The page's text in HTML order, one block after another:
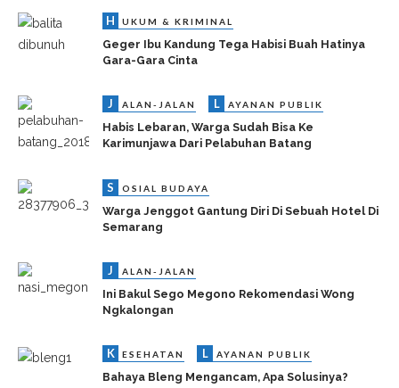
H UKUM & KRIMINAL
Geger Ibu Kandung Tega Habisi Buah Hatinya
Gara-Gara Cinta
J ALAN-JALAN L AYANAN PUBLIK
Habis Lebaran, Warga Sudah Bisa Ke
Karimunjawa Dari Pelabuhan Batang
S OSIAL BUDAYA
Warga Jenggot Gantung Diri Di Sebuah Hotel Di
Semarang
J ALAN-JALAN
Ini Bakul Sego Megono Rekomendasi Wong
Ngkalongan
K ESEHATAN L AYANAN PUBLIK
Bahaya Bleng Mengancam, Apa Solusinya?